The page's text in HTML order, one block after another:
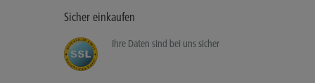
Sicher einkaufen
D
A
TENSIC HERHE
I
T
D
ATENSICHERHEI
T Ihre Daten sind bei uns sicher